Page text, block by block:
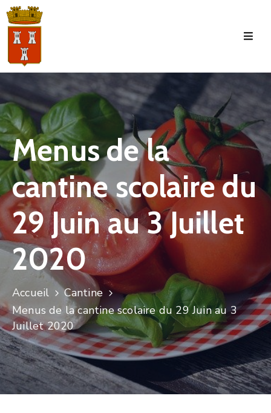
Accueil
Commune
Tourisme
Manifestations
Vie
Municipale
Services
Jeunesse
Menus de la
cantine scolaire du
29 Juin au 3 Juillet
2020
Accueil
Cantine
Menus de la cantine scolaire du 29 Juin au 3
Juillet 2020